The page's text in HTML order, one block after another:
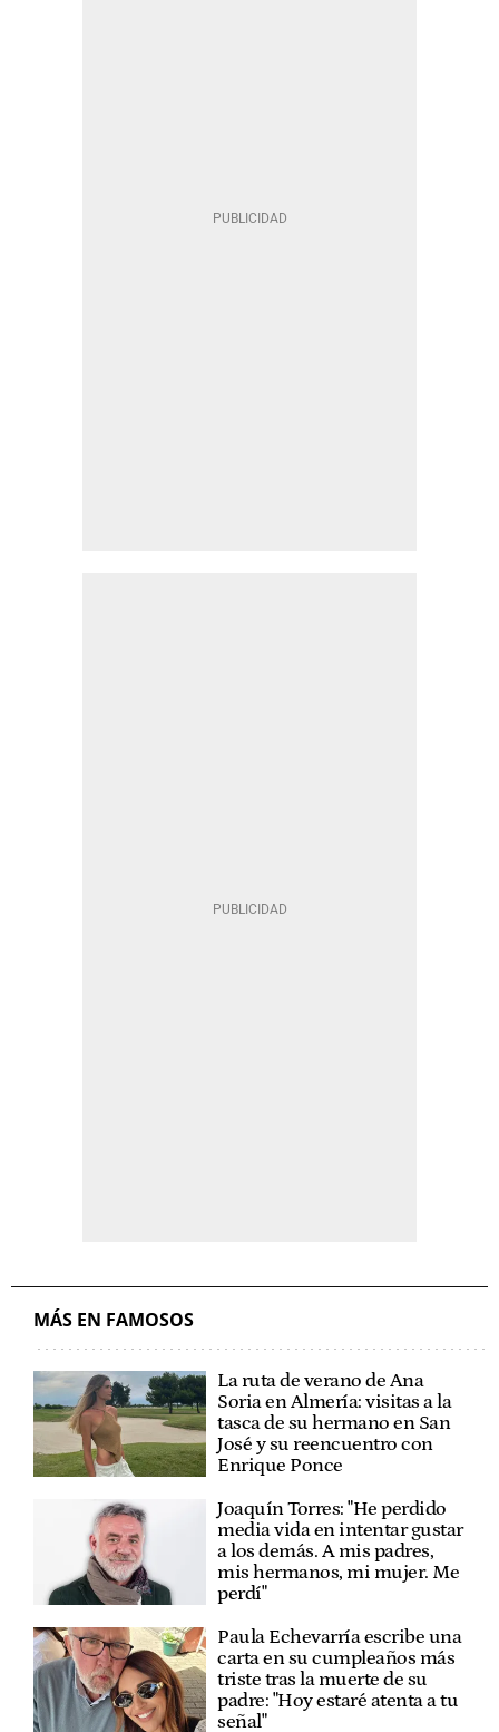
MÁS EN FAMOSOS
La ruta de verano de Ana
Soria en Almería: visitas a la
tasca de su hermano en San
José y su reencuentro con
Enrique Ponce
Joaquín Torres: "He perdido
media vida en intentar gustar
a los demás. A mis padres,
mis hermanos, mi mujer. Me
perdí"
Paula Echevarría escribe una
carta en su cumpleaños más
triste tras la muerte de su
padre: "Hoy estaré atenta a tu
señal"